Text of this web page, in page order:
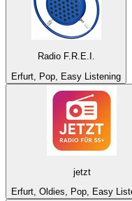
Radio F.R.E.I.
Erfurt, Pop, Easy Listening
jetzt
Erfurt, Oldies, Pop, Easy